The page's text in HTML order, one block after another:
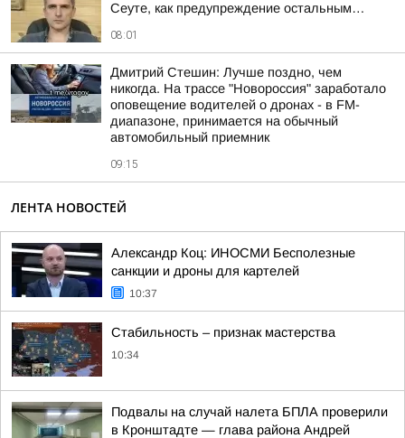
Сеуте, как предупреждение остальным…
08:01
Дмитрий Стешин: Лучше поздно, чем
никогда. На трассе "Новороссия" заработало
оповещение водителей о дронах - в FM-
диапазоне, принимается на обычный
автомобильный приемник
09:15
ЛЕНТА НОВОСТЕЙ
Александр Коц: ИНОСМИ Бесполезные
санкции и дроны для картелей
10:37
Стабильность – признак мастерства
10:34
Подвалы на случай налета БПЛА проверили
в Кронштадте — глава района Андрей